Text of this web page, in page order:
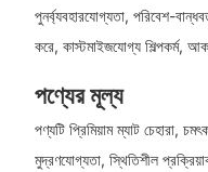
পুনর্ব্যবহারযোগ্যতা, পরিবেশ-
করে, কাস্টমাইজযোগ্য শিল্পকর্ম,
পণ্যের মূল্য
পণ্যটি প্রিমিয়াম ম্যাট চেহারা,
মুদ্রণযোগ্যতা, স্থিতিশীল